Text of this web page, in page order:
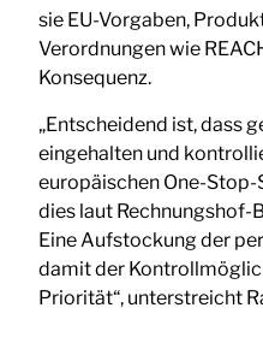
sie EU-Vorgaben,
Verordnungen wie
Konsequenz.
„Entscheidend ist, dass
eingehalten und
europäischen One-
dies laut Rechnungshof-
Eine Aufstockung der
damit der
Priorität“, unterstreicht